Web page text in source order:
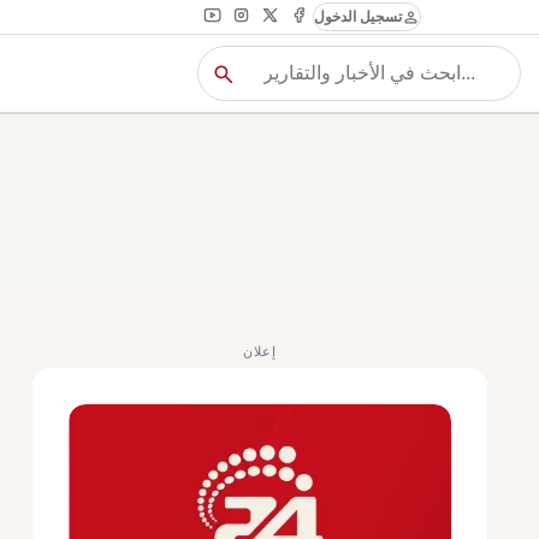
personتسجيل الدخول
بحث search
إعلان